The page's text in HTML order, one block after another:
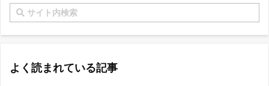
よく読まれている記事